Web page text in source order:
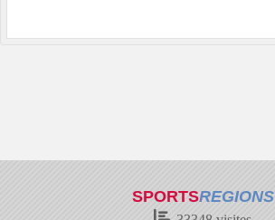
SPORTSREGIONS